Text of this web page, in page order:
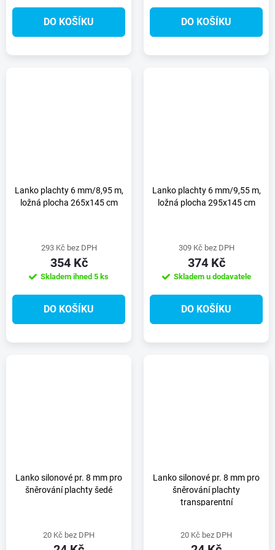
DO KOŠÍKU DO KOŠÍKU
Lanko plachty 6 mm/8,95 m,
ložná plocha 265x145 cm
293 Kč bez DPH
354 Kč
Skladem ihned 5 ks
DO KOŠÍKU
Lanko plachty 6 mm/9,55 m,
ložná plocha 295x145 cm
309 Kč bez DPH
374 Kč
Skladem u dodavatele
DO KOŠÍKU
Lanko silonové pr. 8 mm pro
šněrování plachty šedé
20 Kč bez DPH
Lanko silonové pr. 8 mm pro
šněrování plachty
transparentní
20 Kč bez DPH